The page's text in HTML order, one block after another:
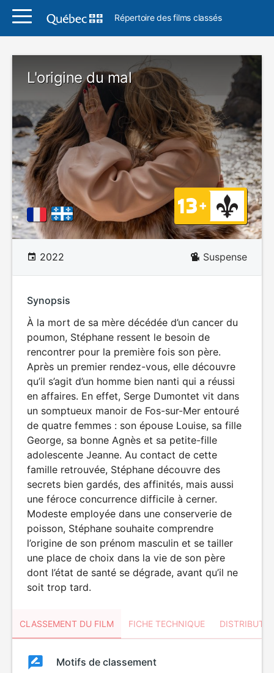
Répertoire des films classés
L'origine du mal
2022 Suspense
Synopsis
À la mort de sa mère décédée d’un cancer du
poumon, Stéphane ressent le besoin de
rencontrer pour la première fois son père.
Après un premier rendez-vous, elle découvre
qu’il s’agit d’un homme bien nanti qui a réussi
en affaires. En effet, Serge Dumontet vit dans
un somptueux manoir de Fos-sur-Mer entouré
de quatre femmes : son épouse Louise, sa fille
George, sa bonne Agnès et sa petite-fille
adolescente Jeanne. Au contact de cette
famille retrouvée, Stéphane découvre des
secrets bien gardés, des affinités, mais aussi
une féroce concurrence difficile à cerner.
Modeste employée dans une conserverie de
poisson, Stéphane souhaite comprendre
l’origine de son prénom masculin et se tailler
une place de choix dans la vie de son père
dont l’état de santé se dégrade, avant qu’il ne
soit trop tard.
CLASSEMENT DU FILM FICHE TECHNIQUE
ClassementClassement
Motifs de classement